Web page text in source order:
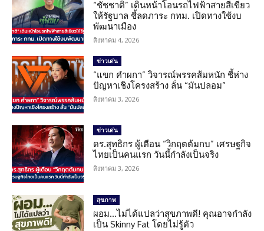
“ชัชชาติ” เดินหน้าโอนรถไฟฟ้าสายสีเขียว
ให้รัฐบาล ชี้ลดภาระ กทม. เปิดทางใช้งบ
พัฒนาเมือง
สิงหาคม 4, 2026
ข่าวเด่น
“แขก คำผกา” วิจารณ์พรรคส้มหนัก ชี้ห่าง
ปัญหาเชิงโครงสร้าง ลั่น “มันปลอม”
สิงหาคม 3, 2026
ข่าวเด่น
ดร.สุทธิกร ผู้เตือน “วิกฤตต้มกบ” เศรษฐกิจ
ไทยเป็นคนแรก วันนี้กำลังเป็นจริง
สิงหาคม 3, 2026
สุขภาพ
ผอม…ไม่ได้แปลว่าสุขภาพดี! คุณอาจกำลัง
เป็น Skinny Fat โดยไม่รู้ตัว